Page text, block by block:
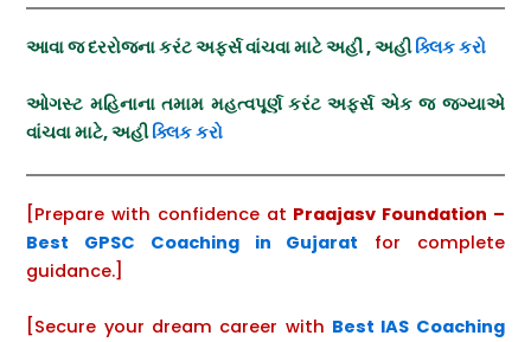
આવા જ દરરોજના કરંટ અફર્સ વાંચવા માટે અહીં , અહીક્લિક કરો
ઓગસ્ટ મહિનાના તમામ મહત્વપૂર્ણ કરંટ અફર્સ એક જ જગ્યાએ
વાંચવા માટે, અહીક્લિક કરો
[Prepare with confidence at Praajasv Foundation –
Best GPSC Coaching in Gujarat for complete
guidance.]
[Secure your dream career with Best IAS Coaching